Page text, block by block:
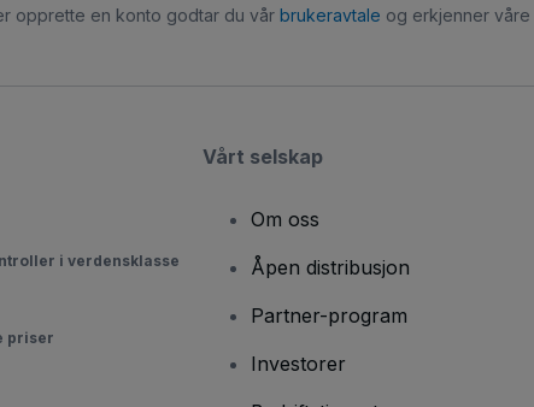
opprette en konto godtar du vår brukeravtale og erkjenner våre
i verdensklasse
priser
Vårt selskap
Om oss
Åpen distribusjon
Partner-program
Investorer